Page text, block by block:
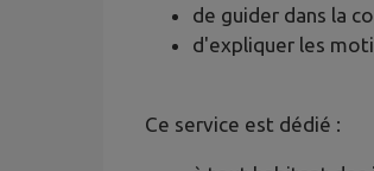
de guider dans la
d'expliquer les
Ce service est dédié :